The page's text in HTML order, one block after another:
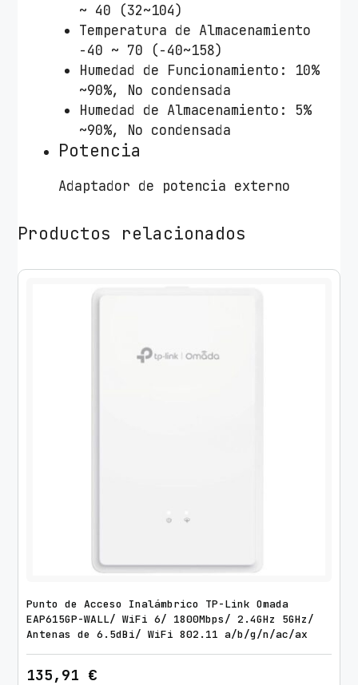
~ 40 (32~104)
Temperatura de Almacenamiento
-40 ~ 70 (-40~158)
Humedad de Funcionamiento: 10%
~90%, No condensada
Humedad de Almacenamiento: 5%
~90%, No condensada
Potencia
Adaptador de potencia externo
Productos relacionados
Punto de Acceso Inalámbrico TP-Link Omada
EAP615GP-WALL/ WiFi 6/ 1800Mbps/ 2.4GHz 5GHz/
Antenas de 6.5dBi/ WiFi 802.11 a/b/g/n/ac/ax
135,91 €